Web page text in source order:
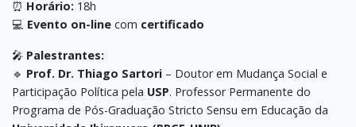
⏰ Horário: 18h
💻 Evento on-line com certificado
🎤 Palestrantes:
🔹 Prof. Dr. Thiago Sartori – Doutor em Mudança Social e
Participação Política pela USP. Professor Permanente do
Programa de Pós-Graduação Stricto Sensu em Educação da